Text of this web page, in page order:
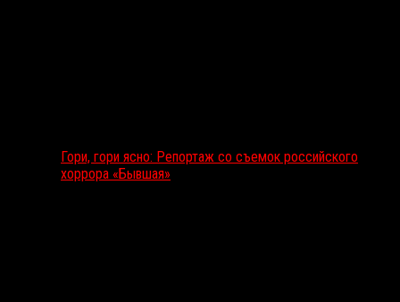
Гори, гори ясно: Репортаж со съемок российского
хоррора «Бывшая»